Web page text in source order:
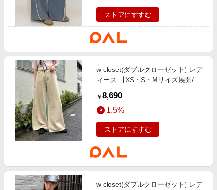
ストアにすすむ
w closet(ダブルクローゼット) レデ
ィース 【XS・S・Mサイズ展開/ロ
ーデニムパンツ ベージュ
￥ 8,690
1.5%
ストアにすすむ
w closet(ダブルクローゼット) レデ